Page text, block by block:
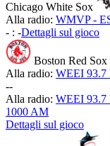
Chicago White Sox
Alla radio: WMVP -
- : -Dettagli sul gioco
Boston Red Sox
Alla radio: WEEI 93.7
--
Alla radio: WEEI 93.7
1000 AM
Dettagli sul gioco